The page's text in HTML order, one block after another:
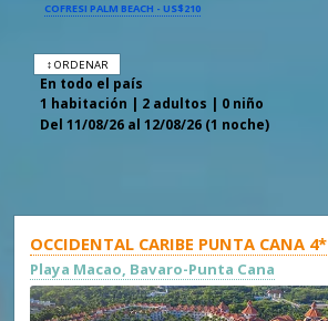
COFRESI PALM BEACH - US$210
↕ ORDENAR
En todo el país
1 habitación | 2 adultos | 0 niño
Del 11/08/26 al 12/08/26 (1 noche)
OCCIDENTAL CARIBE PUNTA CANA 4*
Playa Macao, Bavaro-Punta Cana